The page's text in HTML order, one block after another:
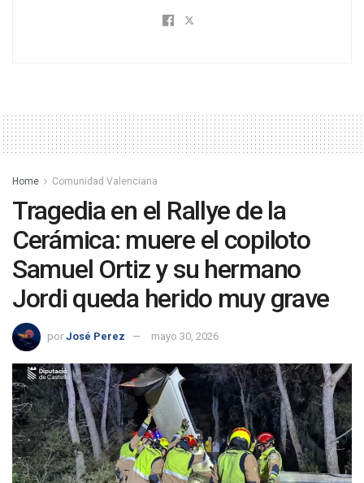
Home Comunidad Valenciana
Tragedia en el Rallye de la
Cerámica: muere el copiloto
Samuel Ortiz y su hermano
Jordi queda herido muy grave
por José Perez mayo 30, 2026